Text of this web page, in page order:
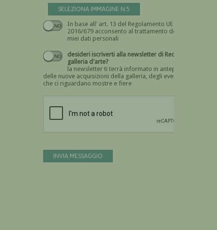
SELEZIONA IMMAGINE N.5
In base all' art. 13 del Regolamento UE n.
2016/679 acconsento al trattamento dei
miei dati personali
Devi dare il consenso
desideri iscriverti alla newsletter di Recta
galleria d'arte?
la newsletter ti terrà informato in anteprima
delle nuove acquisizioni della galleria, degli eventi
che ci riguardano mostre e fiere
INVIA MESSAGGIO